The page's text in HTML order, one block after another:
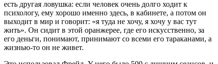
есть другая ловушка: если человек очень долго ходит к
психологу, ему хорошо именно здесь, в кабинете, а потом он
выходит в мир и говорит: «я туда не хочу, я хочу у вас тут
жить». Он сидит в этой оранжерее, где его искусственно, за
его деньги, понимают, принимают со всеми его тараканами, а
жизнью-то он не живет.